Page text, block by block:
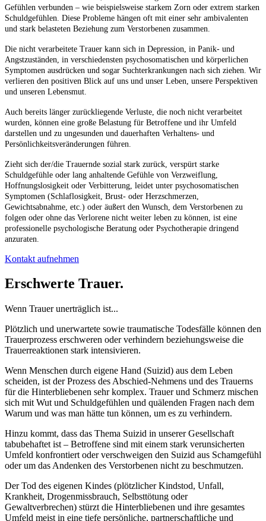
Gefühlen verbunden – wie beispielsweise starkem Zorn oder extrem starken
Schuldgefühlen. Diese Probleme hängen oft mit einer sehr ambivalenten
und stark belasteten Beziehung zum Verstorbenen zusammen.
Die nicht verarbeitete Trauer kann sich in Depression, in Panik- und
Angstzuständen, in verschiedensten psychosomatischen und körperlichen
Symptomen ausdrücken und sogar Suchterkrankungen nach sich ziehen. Wir
verlieren den positiven Blick auf uns und unser Leben, unsere Perspektiven
und unseren Lebensmut.
Auch bereits länger zurückliegende Verluste, die noch nicht verarbeitet
wurden, können eine große Belastung für Betroffene und ihr Umfeld
darstellen und zu ungesunden und dauerhaften Verhaltens- und
Persönlichkeitsveränderungen führen.
Zieht sich der/die Trauernde sozial stark zurück, verspürt starke
Schuldgefühle oder lang anhaltende Gefühle von Verzweiflung,
Hoffnungslosigkeit oder Verbitterung, leidet unter psychosomatischen
Symptomen (Schlaflosigkeit, Brust- oder Herzschmerzen,
Gewichtsabnahme, etc.) oder äußert den Wunsch, dem Verstorbenen zu
folgen oder ohne das Verlorene nicht weiter leben zu können, ist eine
professionelle psychologische Beratung oder Psychotherapie dringend
anzuraten.
Kontakt aufnehmen
Erschwerte Trauer.
Wenn Trauer unerträglich ist...
Plötzlich und unerwartete sowie traumatische Todesfälle können den
Trauerprozess erschweren oder verhindern beziehungsweise die
Trauerreaktionen stark intensivieren.
Wenn Menschen durch eigene Hand (Suizid) aus dem Leben
scheiden, ist der Prozess des Abschied-Nehmens und des Trauerns
für die Hinterbliebenen sehr komplex. Trauer und Schmerz mischen
sich mit Wut und Schuldgefühlen und quälenden Fragen nach dem
Warum und was man hätte tun können, um es zu verhindern.
Hinzu kommt, dass das Thema Suizid in unserer Gesellschaft
tabubehaftet ist – Betroffene sind mit einem stark verunsicherten
Umfeld konfrontiert oder verschweigen den Suizid aus Schamgefühl
oder um das Andenken des Verstorbenen nicht zu beschmutzen.
Der Tod des eigenen Kindes (plötzlicher Kindstod, Unfall,
Krankheit, Drogenmissbrauch, Selbsttötung oder
Gewaltverbrechen) stürzt die Hinterbliebenen und ihre gesamtes
Umfeld meist in eine tiefe persönliche, partnerschaftliche und